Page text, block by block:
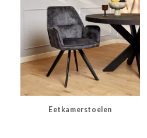
Eetkamerstoelen